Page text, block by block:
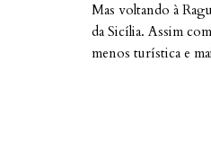
Mas voltando à
da Sicília. Assim
menos turística e